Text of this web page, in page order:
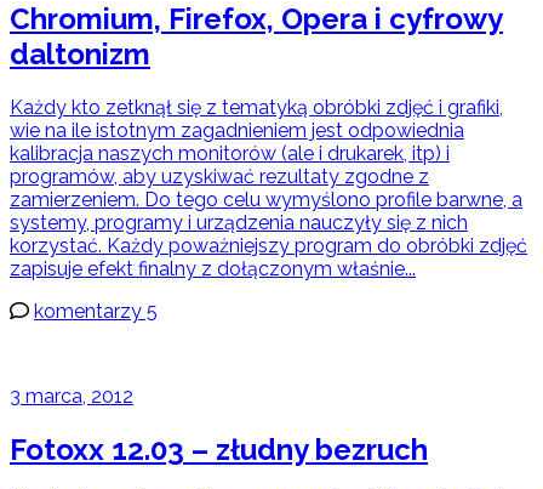
Chromium, Firefox, Opera i cyfrowy
daltonizm
Każdy kto zetknął się z tematyką obróbki zdjęć i grafiki,
wie na ile istotnym zagadnieniem jest odpowiednia
kalibracja naszych monitorów (ale i drukarek, itp) i
programów, aby uzyskiwać rezultaty zgodne z
zamierzeniem. Do tego celu wymyślono profile barwne, a
systemy, programy i urządzenia nauczyły się z nich
korzystać. Każdy poważniejszy program do obróbki zdjęć
zapisuje efekt finalny z dołączonym właśnie...
komentarzy 5
3 marca, 2012
Fotoxx 12.03 – złudny bezruch